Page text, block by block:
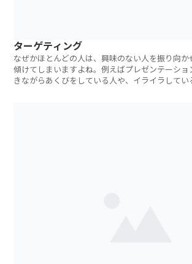
ターゲティング
なぜかほとんどの人は、興味のない人を振り向か
傾けてしまいますよね。例えばプレゼンテーショ
きながらあくびをしている人や、イライラしてい